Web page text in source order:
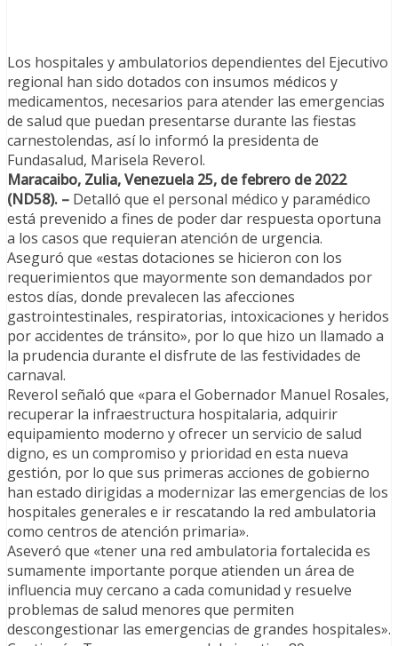
Los hospitales y ambulatorios dependientes del Ejecutivo
regional han sido dotados con insumos médicos y
medicamentos, necesarios para atender las emergencias
de salud que puedan presentarse durante las fiestas
carnestolendas, así lo informó la presidenta de
Fundasalud, Marisela Reverol.
Maracaibo, Zulia, Venezuela 25, de febrero de 2022
(ND58). – Detalló que el personal médico y paramédico
está prevenido a fines de poder dar respuesta oportuna
a los casos que requieran atención de urgencia.
Aseguró que «estas dotaciones se hicieron con los
requerimientos que mayormente son demandados por
estos días, donde prevalecen las afecciones
gastrointestinales, respiratorias, intoxicaciones y heridos
por accidentes de tránsito», por lo que hizo un llamado a
la prudencia durante el disfrute de las festividades de
carnaval.
Reverol señaló que «para el Gobernador Manuel Rosales,
recuperar la infraestructura hospitalaria, adquirir
equipamiento moderno y ofrecer un servicio de salud
digno, es un compromiso y prioridad en esta nueva
gestión, por lo que sus primeras acciones de gobierno
han estado dirigidas a modernizar las emergencias de los
hospitales generales e ir rescatando la red ambulatoria
como centros de atención primaria».
Aseveró que «tener una red ambulatoria fortalecida es
sumamente importante porque atienden un área de
influencia muy cercano a cada comunidad y resuelve
problemas de salud menores que permiten
descongestionar las emergencias de grandes hospitales».